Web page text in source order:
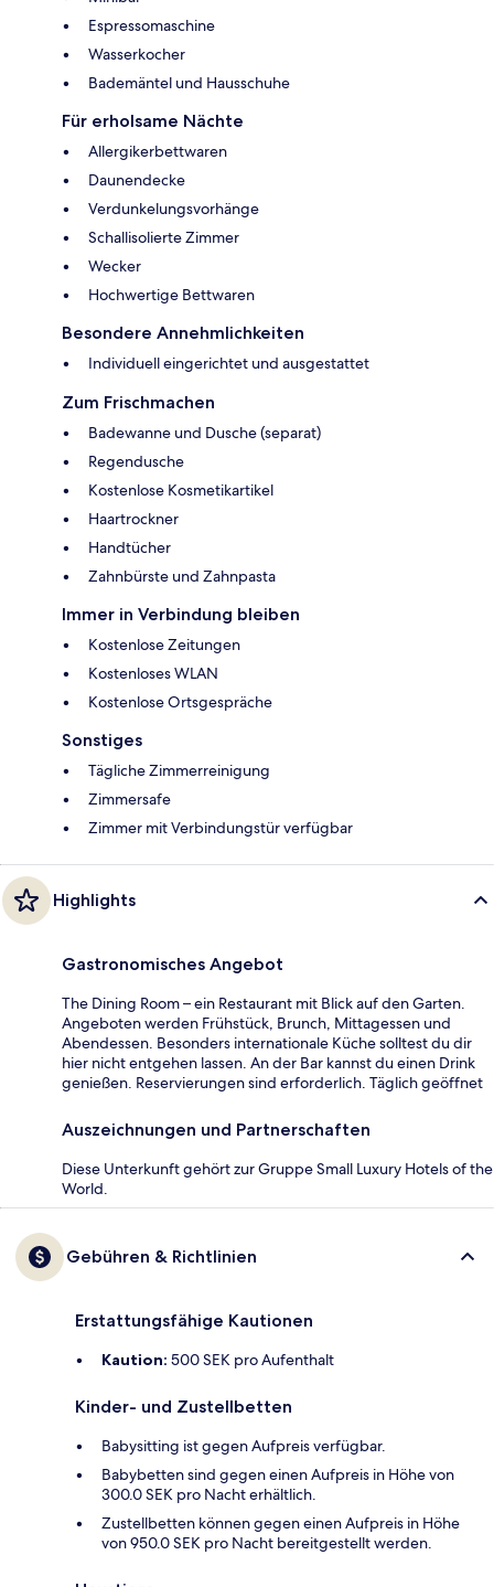
Espressomaschine
Wasserkocher
Bademäntel und Hausschuhe
Für erholsame Nächte
Allergikerbettwaren
Daunendecke
Verdunkelungsvorhänge
Schallisolierte Zimmer
Wecker
Hochwertige Bettwaren
Besondere Annehmlichkeiten
Individuell eingerichtet und ausgestattet
Zum Frischmachen
Badewanne und Dusche (separat)
Regendusche
Kostenlose Kosmetikartikel
Haartrockner
Handtücher
Zahnbürste und Zahnpasta
Immer in Verbindung bleiben
Kostenlose Zeitungen
Kostenloses WLAN
Kostenlose Ortsgespräche
Sonstiges
Tägliche Zimmerreinigung
Zimmersafe
Zimmer mit Verbindungstür verfügbar
Highlights
Gastronomisches Angebot
The Dining Room – ein Restaurant mit Blick auf den Garten.
Angeboten werden Frühstück, Brunch, Mittagessen und
Abendessen. Besonders internationale Küche solltest du dir
hier nicht entgehen lassen. An der Bar kannst du einen Drink
genießen. Reservierungen sind erforderlich. Täglich geöffnet
Auszeichnungen und Partnerschaften
Diese Unterkunft gehört zur Gruppe Small Luxury Hotels of the
World.
Gebühren & Richtlinien
Erstattungsfähige Kautionen
Kaution: 500 SEK pro Aufenthalt
Kinder- und Zustellbetten
Babysitting ist gegen Aufpreis verfügbar.
Babybetten sind gegen einen Aufpreis in Höhe von
300.0 SEK pro Nacht erhältlich.
Zustellbetten können gegen einen Aufpreis in Höhe
von 950.0 SEK pro Nacht bereitgestellt werden.